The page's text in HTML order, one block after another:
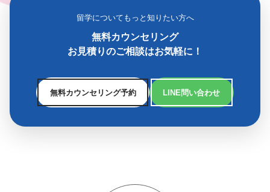
留学についてもっと知りたい方へ
無料カウンセリング
お見積りのご相談はお気軽に！
無料カウンセリング予約 LINE問い合わせ